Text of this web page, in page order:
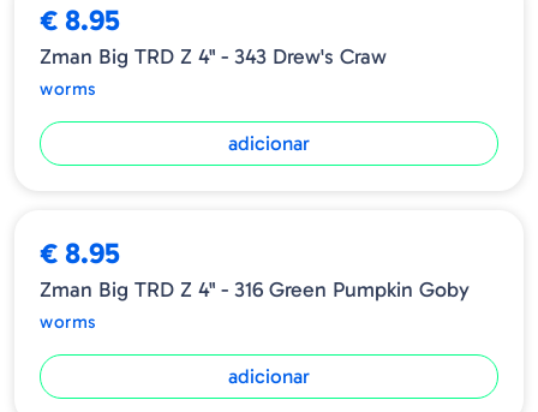
€ 8.95
Zman Big TRD Z 4" - 343 Drew's Craw
worms
adicionar
€ 8.95
Zman Big TRD Z 4" - 316 Green Pumpkin Goby
worms
adicionar